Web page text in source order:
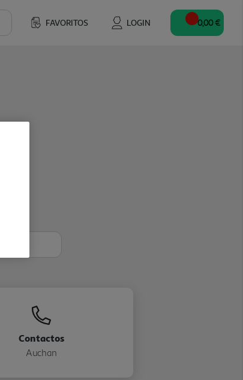
FAVORITOS LOGIN 0,00 €
Contactos
Auchan